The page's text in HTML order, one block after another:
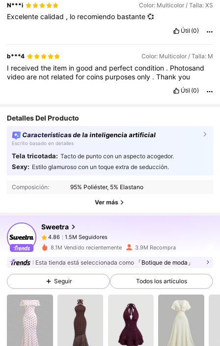
N***i Color: Multicolor / Talla: XS
Excelentecalidad , lo recomiendo bastante💞
Útil (0)
b***4 Color: Multicolor / Talla: M
I receivedthe item ingoodand perfectcondition . Photosand
videoare not relatedforcoins purposesonly .Thankyou
Útil (0)
Detalles Del Producto
Características de la inteligencia artificial
Escrito basado en detalles
Tela tricotada: Tacto de punto con un aspecto acogedor.
Sexy: Estilo glamuroso con un toque extra de seducción.
Composición: 95% Poliéster, 5% Elastano
Ver más
Sweetra
4.86 1.5M Seguidores
1.5M Seguidores
4.86
1.5M Seguidores
V***n seguidoHace 1 horas
4.86
1.5M Seguidores
4.86 1.5M Seguidores
4.86 1.5M Seguidores
4.86 1.5M Seguidores
1.5M Seguidores
1.5M Seguidores
8.1M Vendido recientemente 3.9M Recompra
Esta tienda está seleccionada como 「Botique de moda」
Seguir Todos los artículos